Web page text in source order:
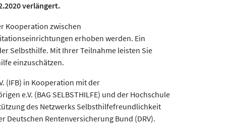
verlängert.
Kooperation zwischen
erhoben werden. Ein
Selbsthilfe. Mit Ihrer Teilnahme leisten Sie
einzuschätzen.
(IFB) in Kooperation mit der
e.V. (BAG SELBSTHILFE) und der Hochschule
des Netzwerks Selbsthilfefreundlichkeit
Rentenversicherung Bund (DRV).